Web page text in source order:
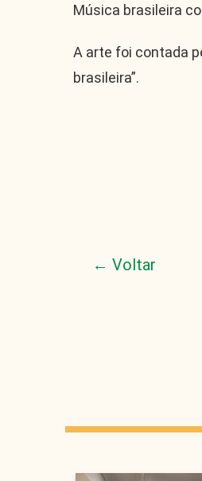
Música brasileira
A arte foi contada
brasileira”.
← Voltar